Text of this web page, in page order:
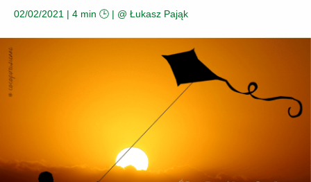
02/02/2021 | 4 min 🕒 | @ Łukasz Pająk